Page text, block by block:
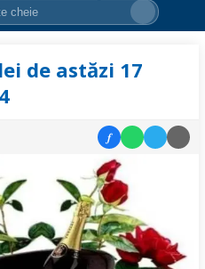
de astăzi 17
f